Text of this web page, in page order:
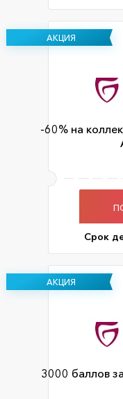
АКЦИЯ
-60% на
Срок
АКЦИЯ
3000 баллов